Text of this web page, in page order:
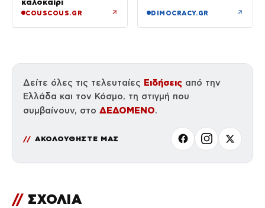
COUSCOUS.GR ↗ DIMOCRACY.GR ↗
Δείτε όλες τις τελευταίες Ειδήσεις από την
Ελλάδα και τον Κόσμο, τη στιγμή που
συμβαίνουν, στο ΔΕΔΟΜΕΝΟ.
ΑΚΟΛΟΥΘΗΣΤΕ ΜΑΣ
// ΣΧΟΛΙΑ